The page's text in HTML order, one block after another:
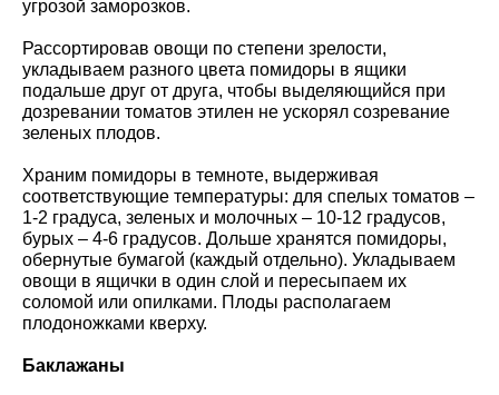
угрозой заморозков.
Рассортировав овощи по степени зрелости,
укладываем разного цвета помидоры в ящики
подальше друг от друга, чтобы выделяющийся при
дозревании томатов этилен не ускорял созревание
зеленых плодов.
Храним помидоры в темноте, выдерживая
соответствующие температуры: для спелых томатов –
1-2 градуса, зеленых и молочных – 10-12 градусов,
бурых – 4-6 градусов. Дольше хранятся помидоры,
обернутые бумагой (каждый отдельно). Укладываем
овощи в ящички в один слой и пересыпаем их
соломой или опилками. Плоды располагаем
плодоножками кверху.
Баклажаны